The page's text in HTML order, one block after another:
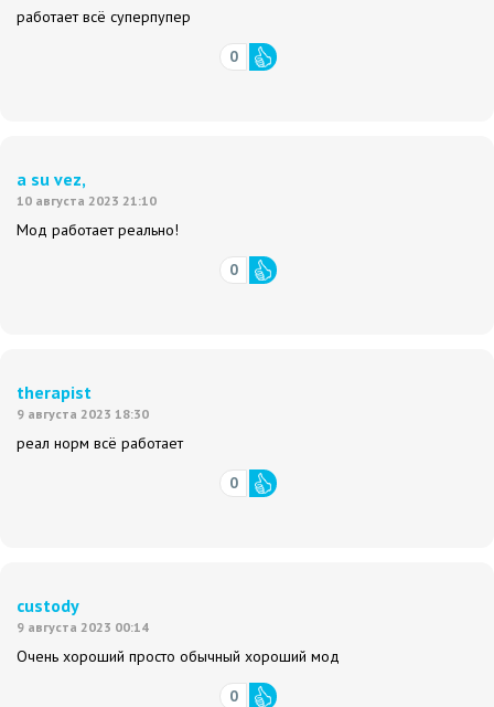
работает всё суперпупер
0
a su vez,
10 августа 2023 21:10
Мод работает реально!
0
therapist
9 августа 2023 18:30
реал норм всё работает
0
custody
9 августа 2023 00:14
Очень хороший просто обычный хороший мод
0